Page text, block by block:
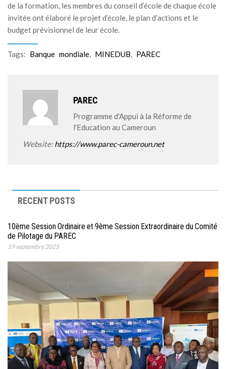
de la formation, les membres du conseil d’école de chaque école
invitée ont élaboré le projet d’école, le plan d’actions et le
budget prévisionnel de leur école.
Tags: Banque mondiale, MINEDUB, PAREC
PAREC
Programme d'Appui à la Réforme de
l'Education au Cameroun
Website:https://www.parec-cameroun.net
RECENT POSTS
10ème Session Ordinaire et 9ème Session Extraordinaire du Comité
de Pilotage du PAREC
19 septembre 2025